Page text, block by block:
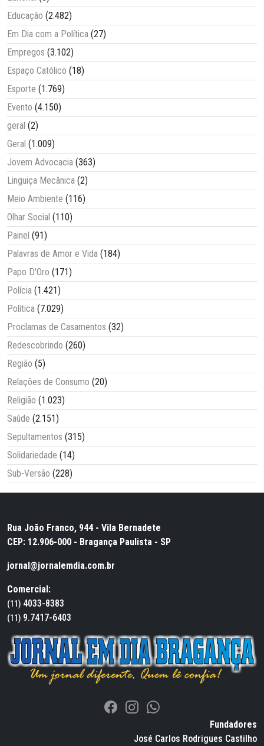
Educação (2.482)
Em Dia com a Política (27)
Empregos (3.102)
Espaço Católico (18)
Esporte (1.769)
Evento (4.150)
geral (2)
Geral (1.009)
Jovem Advocacia (363)
Linguiça Mecânica (2)
Meio Ambiente (116)
Olhar Social (110)
Painel (91)
Palavras de Amor e Vida (184)
Papo D'Oro (171)
Polícia (1.421)
Política (7.029)
Proclamas de Casamentos (32)
Redescobrindo (260)
Região (5)
Relações de Consumo (20)
Religião (1.023)
Saúde (2.151)
Sepultamentos (315)
Solidariedade (14)
Sub-Versão (228)
Rua João Franco, 944 - Vila Bernadete
CEP: 12.906-000 - Bragança Paulista - SP
jornal@jornalemdia.com.br
Comercial:
(11) 4033-8383
(11) 9.7417-6403
Fundadores
José Carlos Rodrigues Castilho